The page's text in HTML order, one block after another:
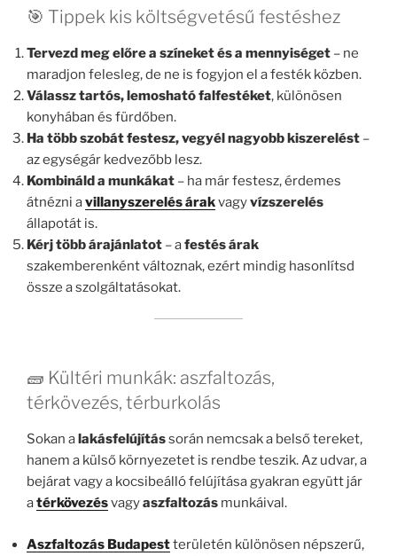
🎯 Tippek kis költségvetésű festéshez
Tervezd meg előre a színeket és a mennyiséget – ne
maradjon felesleg, de ne is fogyjon el a festék közben.
Válassz tartós, lemosható falfestéket, különösen
konyhában és fürdőben.
Ha több szobát festesz, vegyél nagyobb kiszerelést –
az egységár kedvezőbb lesz.
Kombináld a munkákat – ha már festesz, érdemes
átnézni avillanyszerelés árakvagyvízszerelés
állapotát is.
Kérj több árajánlatot – afestés árak
szakemberenként változnak, ezért mindig hasonlítsd
össze a szolgáltatásokat.
🧱 Kültéri munkák: aszfaltozás,
térkövezés, térburkolás
Sokan a lakásfelújítássorán nemcsak a belső tereket,
hanem a külső környezetet is rendbe teszik. Az udvar, a
bejárat vagy a kocsibeálló felújítása gyakran együtt jár
atérkövezésvagyaszfaltozás munkáival.
Aszfaltozás Budapestterületén különösen népszerű,